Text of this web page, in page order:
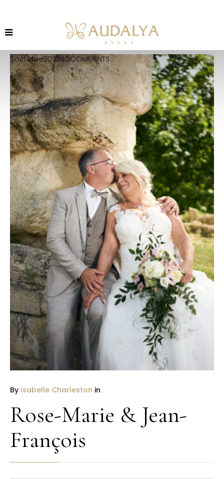
6octobre2023NOCOMMENTS
By Isabelle Charleston in
Rose-Marie & Jean-
François